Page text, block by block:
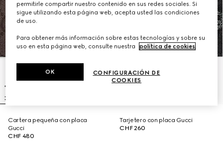
Cartera pequeña con placa
Gucci
CHF 480
Tarjetero con placa Gucci
CHF 260
permitirle compartir nuestro contenido en sus redes sociales. Si
sigue utilizando esta página web, acepta usted las condiciones
de uso.
Para obtener más información sobre estas tecnologías y sobre su
uso en esta página web, consulte nuestra
política de cookies.
CONFIGURACIÓN DE
COOKIES
OK